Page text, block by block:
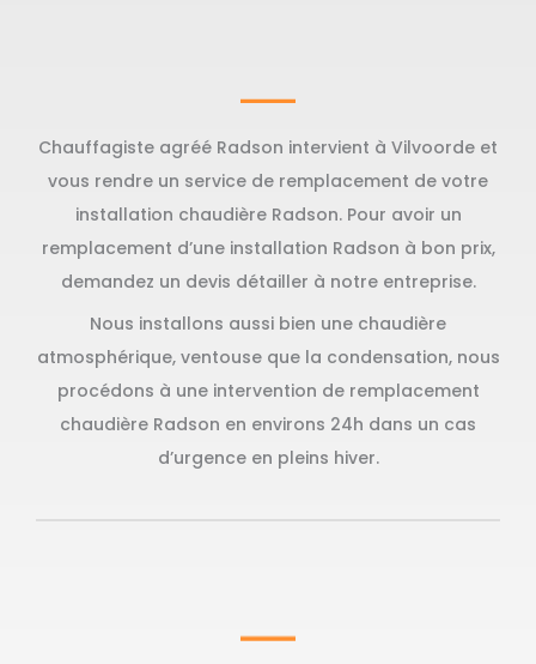
Chauffagiste agréé Radson intervient à Vilvoorde et
vous rendre un service de remplacement de votre
installation chaudière Radson. Pour avoir un
remplacement d’une installation Radson à bon prix,
demandez un devis détailler à notre entreprise.
Nous installons aussi bien une chaudière
atmosphérique, ventouse que la condensation, nous
procédons à une intervention de remplacement
chaudière Radson en environs 24h dans un cas
d’urgence en pleins hiver.